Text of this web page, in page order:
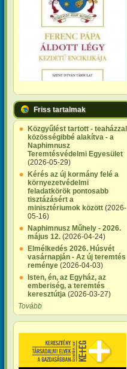
Friss tartalmak
Közgyűlést tartott - teaházzal
közösségibbé alakítva - a
Naphimnusz
Teremtésvédelmi Egyesület
(2026-05-29)
Kérés az új kormány felé a
környezetvédelmi
feladatkörök pontosabb
tisztázásért a
minisztériumok között (2026-
05-16)
Naphimnusz Műhely - 2026.
május 12. (2026-04-24)
Elmélkedés 2026. Húsvét
vasárnapján - Az új teremtés
reménye (2026-04-03)
Isten, én, az Egyház, az
emberiség, a teremtés
keresztútja (2026-03-27)
Tovább